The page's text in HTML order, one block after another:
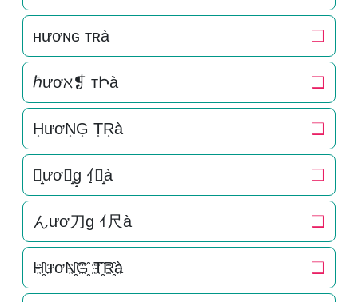
ʜươɴɢ ᴛʀà ❏
ℏươℵ❡ тԻà ❏
H̝ươN̝G̝ T̝R̝à ❏
ん̝ươ刀̝g̝ ｲ̝尺̝à ❏
んươ刀g ｲ尺à ❏
H҈ươN҈G҈ T҈R҈à ❏